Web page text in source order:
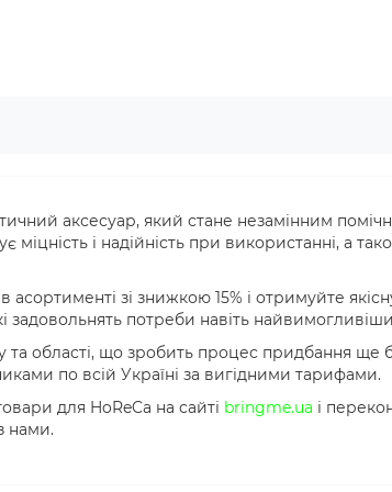
аксесуар, який стане незамінним
міцність і надійність при використанні, а
асортименті зі знижкою 15% і отримуйте
потреби навіть
області, що зробить процес придбання ще
по всій Україні за вигідними тарифами.
для HoReCa на сайті bringme.ua і
нами.